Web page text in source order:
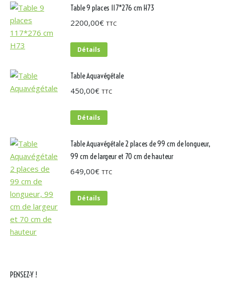
Table 9 places 117*276 cm H73
2200,00€ TTC
Détails
Table Aquavégétale
450,00€ TTC
Détails
Table Aquavégétale 2 places de 99 cm de longueur,
99 cm de largeur et 70 cm de hauteur
649,00€ TTC
Détails
PENSEZ-Y !